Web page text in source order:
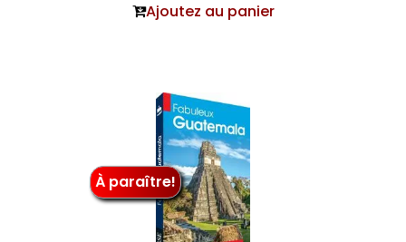
Ajoutez au panier
À paraître!